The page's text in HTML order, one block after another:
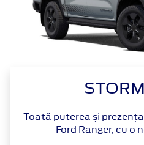
Toată puterea și
Ford Ranger, cu o